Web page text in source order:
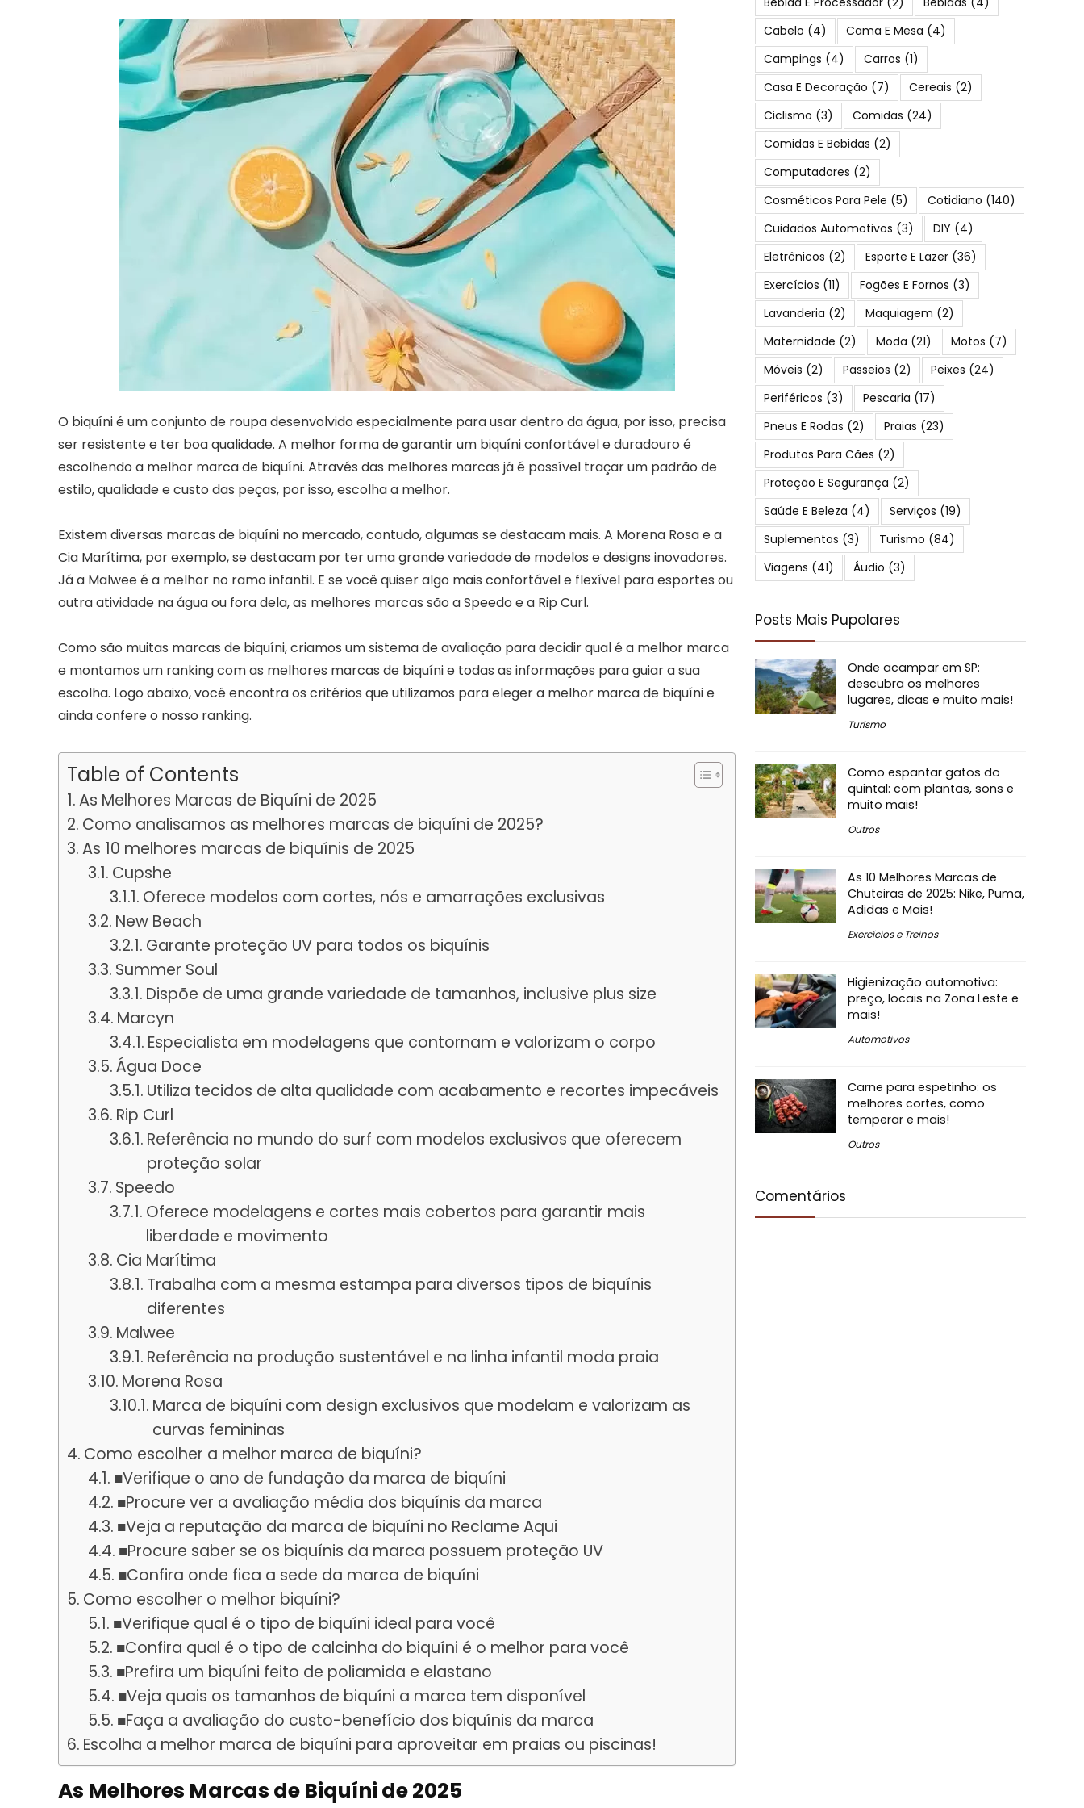
O biquíni é um conjunto de roupa desenvolvido especialmente para usar dentro da água, por isso, precisa
ser resistente e ter boa qualidade. A melhor forma de garantir um biquíni confortável e duradouro é
escolhendo a melhor marca de biquíni. Através das melhores marcas já é possível traçar um padrão de
estilo, qualidade e custo das peças, por isso, escolha a melhor.
Existem diversas marcas de biquíni no mercado, contudo, algumas se destacam mais. A Morena Rosa e a
Cia Marítima, por exemplo, se destacam por ter uma grande variedade de modelos e designs inovadores.
Já a Malwee é a melhor no ramo infantil. E se você quiser algo mais confortável e flexível para esportes ou
outra atividade na água ou fora dela, as melhores marcas são a Speedo e a Rip Curl.
Como são muitas marcas de biquíni, criamos um sistema de avaliação para decidir qual é a melhor marca
e montamos um ranking com as melhores marcas de biquíni e todas as informações para guiar a sua
escolha. Logo abaixo, você encontra os critérios que utilizamos para eleger a melhor marca de biquíni e
ainda confere o nosso ranking.
Table of Contents
As Melhores Marcas de Biquíni de 2025
Como analisamos as melhores marcas de biquíni de 2025?
As 10 melhores marcas de biquínis de 2025
Cupshe
Oferece modelos com cortes, nós e amarrações exclusivas
New Beach
Garante proteção UV para todos os biquínis
Summer Soul
Dispõe de uma grande variedade de tamanhos, inclusive plus size
Marcyn
Especialista em modelagens que contornam e valorizam o corpo
Água Doce
Utiliza tecidos de alta qualidade com acabamento e recortes impecáveis
Rip Curl
Referência no mundo do surf com modelos exclusivos que oferecem
proteção solar
Speedo
Oferece modelagens e cortes mais cobertos para garantir mais
liberdade e movimento
Cia Marítima
Trabalha com a mesma estampa para diversos tipos de biquínis
diferentes
Malwee
Referência na produção sustentável e na linha infantil moda praia
Morena Rosa
Marca de biquíni com design exclusivos que modelam e valorizam as
curvas femininas
Como escolher a melhor marca de biquíni?
■Verifique o ano de fundação da marca de biquíni
■Procure ver a avaliação média dos biquínis da marca
■Veja a reputação da marca de biquíni no Reclame Aqui
■Procure saber se os biquínis da marca possuem proteção UV
■Confira onde fica a sede da marca de biquíni
Como escolher o melhor biquíni?
■Verifique qual é o tipo de biquíni ideal para você
■Confira qual é o tipo de calcinha do biquíni é o melhor para você
■Prefira um biquíni feito de poliamida e elastano
■Veja quais os tamanhos de biquíni a marca tem disponível
■Faça a avaliação do custo-benefício dos biquínis da marca
Escolha a melhor marca de biquíni para aproveitar em praias ou piscinas!
As Melhores Marcas de Biquíni de 2025
Cabelo (4) Cama E Mesa (4)
Campings (4) Carros (1)
Casa E Decoração (7) Cereais (2)
Ciclismo (3) Comidas (24)
Comidas E Bebidas (2)
Computadores (2)
Cosméticos Para Pele (5) Cotidiano (140)
Cuidados Automotivos (3) DIY (4)
Eletrônicos (2) Esporte E Lazer (36)
Exercícios (11) Fogões E Fornos (3)
Lavanderia (2) Maquiagem (2)
Maternidade (2) Moda (21) Motos (7)
Móveis (2) Passeios (2) Peixes (24)
Periféricos (3) Pescaria (17)
Pneus E Rodas (2) Praias (23)
Produtos Para Cães (2)
Proteção E Segurança (2)
Saúde E Beleza (4) Serviços (19)
Suplementos (3) Turismo (84)
Viagens (41) Áudio (3)
Posts Mais Pupolares
Onde acampar em SP:
descubra os melhores
lugares, dicas e muito mais!
Turismo
Como espantar gatos do
quintal: com plantas, sons e
muito mais!
Outros
As 10 Melhores Marcas de
Chuteiras de 2025: Nike, Puma,
Adidas e Mais!
Exercícios e Treinos
Higienização automotiva:
preço, locais na Zona Leste e
mais!
Automotivos
Carne para espetinho: os
melhores cortes, como
temperar e mais!
Outros
Comentários